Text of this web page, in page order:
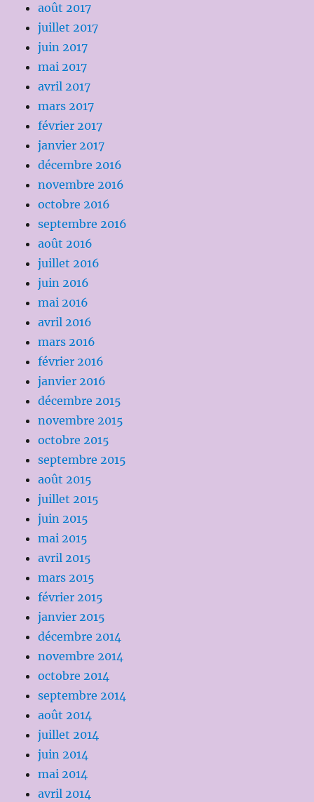
août 2017
juillet 2017
juin 2017
mai 2017
avril 2017
mars 2017
février 2017
janvier 2017
décembre 2016
novembre 2016
octobre 2016
septembre 2016
août 2016
juillet 2016
juin 2016
mai 2016
avril 2016
mars 2016
février 2016
janvier 2016
décembre 2015
novembre 2015
octobre 2015
septembre 2015
août 2015
juillet 2015
juin 2015
mai 2015
avril 2015
mars 2015
février 2015
janvier 2015
décembre 2014
novembre 2014
octobre 2014
septembre 2014
août 2014
juillet 2014
juin 2014
mai 2014
avril 2014